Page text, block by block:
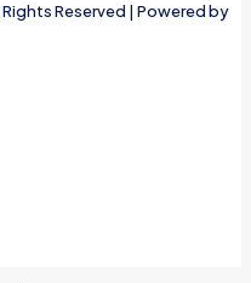
Rights Reserved | Powered by